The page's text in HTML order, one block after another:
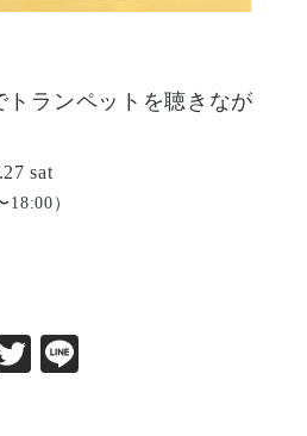
ランペットを聴きなが
sat
18:00）
Twitter